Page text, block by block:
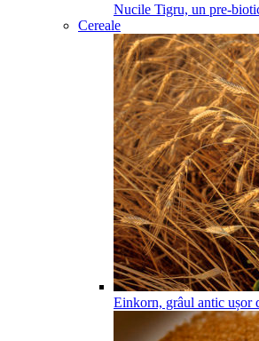
Nucile Tigru, un pre-
Cereale
Einkorn, grâul antic ușor